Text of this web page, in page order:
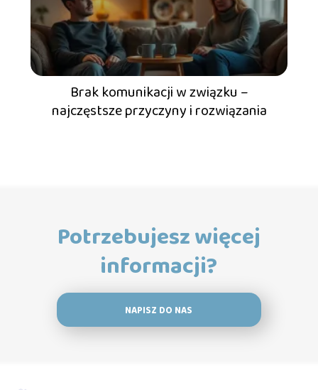
Brak komunikacji w związku –
najczęstsze przyczyny i rozwiązania
Potrzebujesz więcej
informacji?
NAPISZ DO NAS